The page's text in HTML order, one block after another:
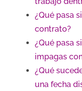
¿Qué pasa
contrato?
¿Qué pasa
impagas
¿Qué
una fecha